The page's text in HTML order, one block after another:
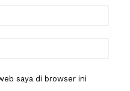
saya di browser ini